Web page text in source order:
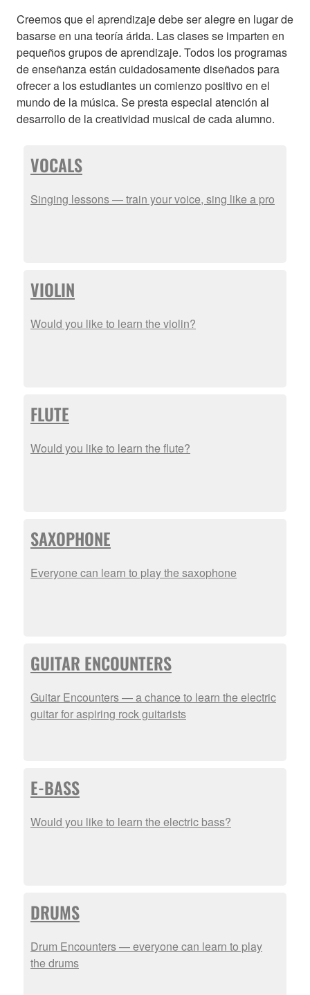
Creemos que el aprendizaje debe ser alegre en lugar de
basarse en una teoría árida. Las clases se imparten en
pequeños grupos de aprendizaje. Todos los programas
de enseñanza están cuidadosamente diseñados para
ofrecer a los estudiantes un comienzo positivo en el
mundo de la música. Se presta especial atención al
desarrollo de la creatividad musical de cada alumno.
VOCALS
Singing lessons — train your voice, sing like a pro
VIOLIN
Would you like to learn the violin?
FLUTE
Would you like to learn the flute?
SAXOPHONE
Everyone can learn to play the saxophone
GUITAR ENCOUNTERS
Guitar Encounters — a chance to learn the electric
guitar for aspiring rock guitarists
E-BASS
Would you like to learn the electric bass?
DRUMS
Drum Encounters — everyone can learn to play
the drums